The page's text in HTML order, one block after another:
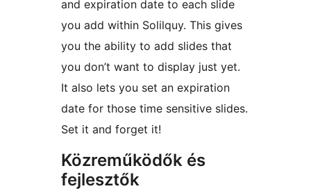
and expiration date to each slide
you add within Solilquy. This gives
you the ability to add slides that
you don’t want to display just yet.
It also lets you set an expiration
date for those time sensitive slides.
Set it and forget it!
Közreműködők és
fejlesztők